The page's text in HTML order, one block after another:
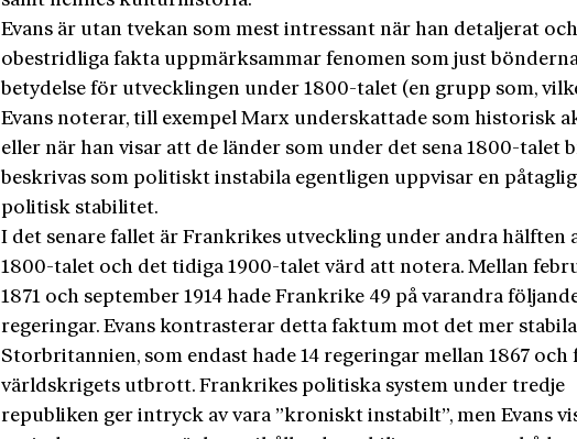
Evans är utan tvekan som mest intressant när han detaljerat
obestridliga fakta uppmärksammar fenomen som just
betydelse för utvecklingen under 1800-talet (en grupp som,
Evans noterar, till exempel Marx underskattade som historisk
eller när han visar att de länder som under det sena 1800-talet
beskrivas som politiskt instabila egentligen uppvisar en påtaglig
politisk stabilitet.
I det senare fallet är Frankrikes utveckling under andra hälften
1800-talet och det tidiga 1900-talet värd att notera. Mellan
1871 och september 1914 hade Frankrike 49 på varandra
regeringar. Evans kontrasterar detta faktum mot det mer stabila
Storbritannien, som endast hade 14 regeringar mellan 1867 och
världskrigets utbrott. Frankrikes politiska system under tredje
republiken ger intryck av vara ”kroniskt instabilt”, men Evans